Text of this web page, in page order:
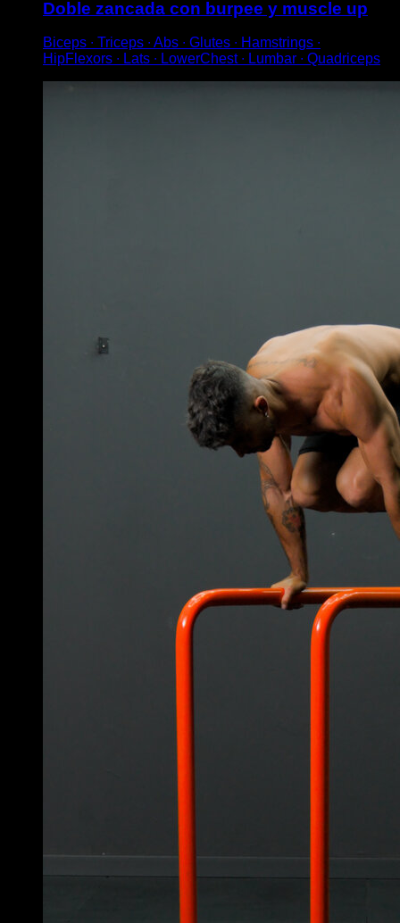
Doble zancada con burpee y muscle up
Biceps ∙ Triceps ∙ Abs ∙ Glutes ∙ Hamstrings ∙
HipFlexors ∙ Lats ∙ LowerChest ∙ Lumbar ∙ Quadriceps